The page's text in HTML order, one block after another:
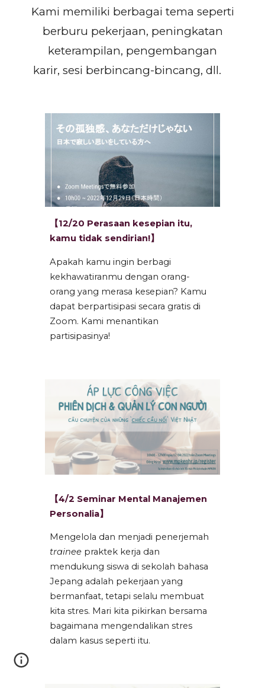
Kami memiliki berbagai tema seperti
berburu pekerjaan, peningkatan
keterampilan, pengembangan
karir, sesi berbincang-bincang, dll.
【12/20 Perasaan kesepian itu,
kamu tidak sendirian!】
Apakah kamu ingin berbagi
kekhawatiranmu dengan orang-
orang yang merasa kesepian? Kamu
dapat berpartisipasi secara gratis di
Zoom. Kami menantikan
partisipasinya!
【4/2 Seminar Mental Manajemen
Personalia】
Mengelola dan menjadi penerjemah
trainee praktek kerja dan
mendukung siswa di sekolah bahasa
Jepang adalah pekerjaan yang
bermanfaat, tetapi selalu membuat
kita stres. Mari kita pikirkan bersama
bagaimana mengendalikan stres
dalam kasus seperti itu.